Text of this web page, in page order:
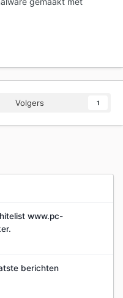
Volgers 1
www.pc-
berichten